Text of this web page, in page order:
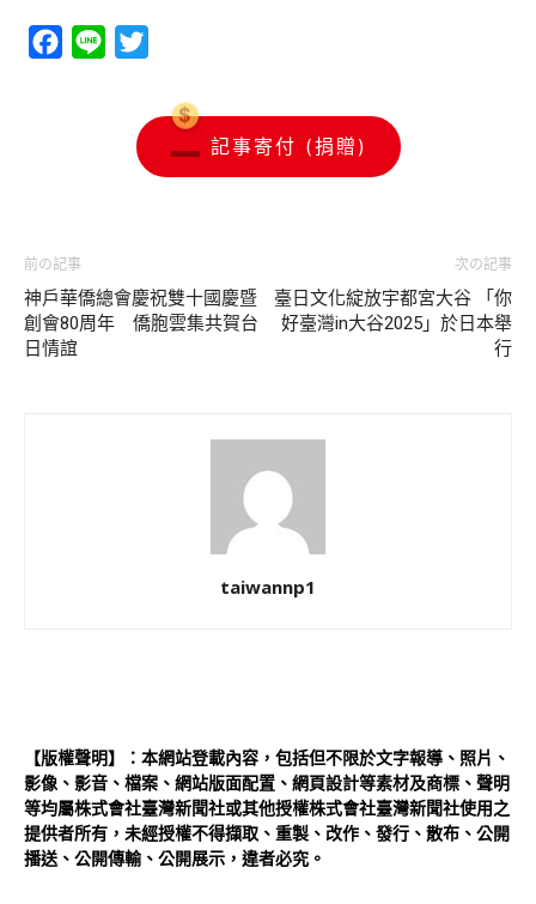
Facebook
Line
記事寄付 (捐贈)
前の記事
神戶華僑總會慶祝雙十國慶暨
創會80周年 僑胞雲集共賀台
日情誼
次の記事
臺日文化綻放宇都宮大谷 「你
好臺灣in大谷2025」於日本舉
行
taiwannp1
【版權聲明】：本網站登載內容，包括但不限於文字報導、照片、
影像、影音、檔案、網站版面配置、網頁設計等素材及商標、聲明
等均屬株式會社臺灣新聞社或其他授權株式會社臺灣新聞社使用之
提供者所有，未經授權不得擷取、重製、改作、發行、散布、公開
播送、公開傳輸、公開展示，違者必究。